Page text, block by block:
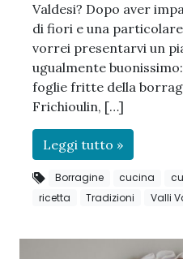
Valdesi? Dopo aver
di fiori e una
vorrei presentarvi un
ugualmente
foglie fritte della
Frichioulin, […]
Leggi tutto »
Borragine cucina
ricetta
Tradizioni Valli